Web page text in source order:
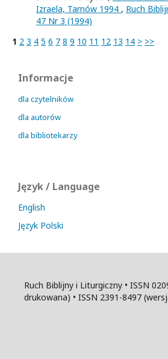
Izraela, Tarnów 1994 , Ruch
47 Nr 3 (1994)
1 2 3 4 5 6 7 8 9 10 11 12 13 14 > >>
Informacje
dla czytelników
dla autorów
dla bibliotekarzy
Język / Language
English
Język Polski
Ruch Biblijny i Liturgiczny • ISSN
drukowana) • ISSN 2391-8497